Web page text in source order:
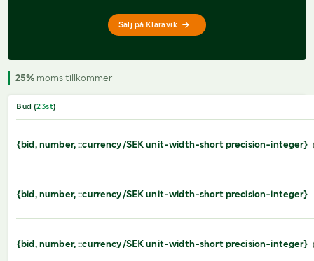
Sälj på Klaravik
25% moms tillkommer
Bud (23st)
{bid, number, ::currency/SEK unit-width-short precision-integer}
{bid, number, ::currency/SEK unit-width-short precision-integer}
{bid, number, ::currency/SEK unit-width-short precision-integer}